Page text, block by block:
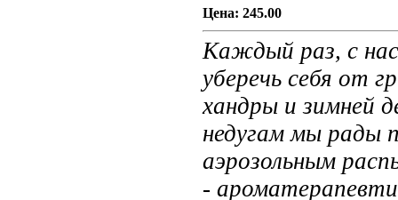
Цена: 245.00
Каждый раз, с
уберечь себя от
хандры и зимней
недугам мы рады
аэрозольным
-